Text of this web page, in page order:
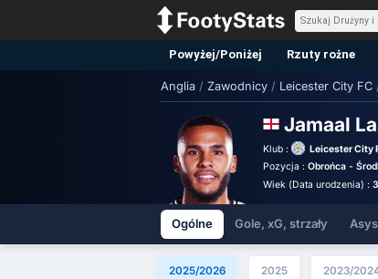
Powyżej/Poniżej Rzuty rożne
Anglia / Zawodnicy / Leicester City FC
Jamaal
Klub :
Leicester City
Pozycja :Obrońca -
Wiek (Data urodzenia) :
Ogólne Gole, xG, strzały
2025/2026 2025 2023/